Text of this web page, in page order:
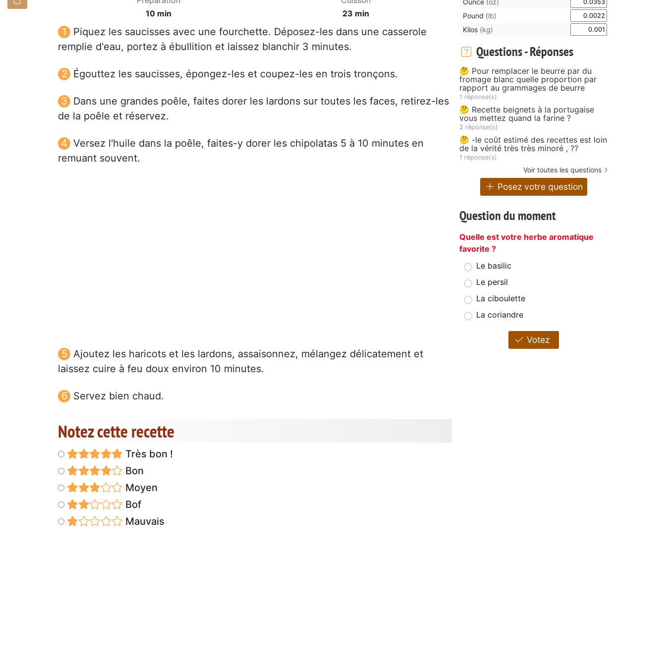
10 min
23 min
Piquez les saucisses avec une fourchette. Déposez-les dans une casserole
remplie d'eau, portez à ébullition et laissez blanchir 3 minutes.
Égouttez les saucisses, épongez-les et coupez-les en trois tronçons.
Dans une grandes poêle, faites dorer les lardons sur toutes les faces, retirez-les
de la poêle et réservez.
Versez l'huile dans la poêle, faites-y dorer les chipolatas 5 à 10 minutes en
remuant souvent.
Ajoutez les haricots et les lardons, assaisonnez, mélangez délicatement et
laissez cuire à feu doux environ 10 minutes.
Servez bien chaud.
Notez cette recette
Très bon !
Bon
Moyen
Bof
Mauvais
Pound (lb)
Kilos (kg)
Questions - Réponses
🤔 Pour remplacer le beurre par du
fromage blanc quelle proportion par
rapport au grammages de beurre
1 réponse(s)
🤔 Recette beignets à la portugaise
vous mettez quand la farine ?
2 réponse(s)
🤔 -le coût estimé des recettes est loin
de la vérité très très minoré , ??
1 réponse(s)
Voir toutes les questions
Posez votre question
Question du moment
Quelle est votre herbe aromatique
favorite ?
Le basilic
Le persil
La ciboulette
La coriandre
Votez